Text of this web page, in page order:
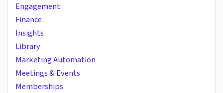
Engagement
Finance
Insights
Library
Marketing Automation
Meetings & Events
Memberships